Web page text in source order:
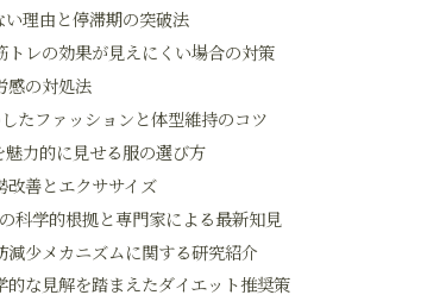
理由と停滞期の突破法
トレの効果が見えにくい場合の対策
感の対処法
たファッションと体型維持のコツ
力的に見せる服の選び方
善とエクササイズ
科学的根拠と専門家による最新知見
減少メカニズムに関する研究紹介
な見解を踏まえたダイエット推奨策